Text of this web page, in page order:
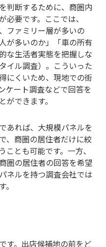
判断するために、商圏内
要です。ここでは、
ファミリー層が多いの
が多いのか」「車の所有
な生活者実態を把握しな
イル調査）。こういった
にくいため、現地での街
ケート調査などで回答を
できます。
あれば、大規模パネルを
、商圏の居住者だけに絞
とも可能です。一方、
圏の居住者の回答を希望
ネルを持つ調査会社では
す。出店候補地の前をど